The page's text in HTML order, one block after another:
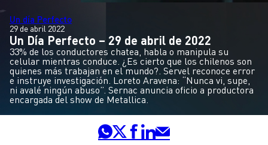
Un día Perfecto
29 de abril 2022
Un Día Perfecto – 29 de abril de 2022
33% de los conductores chatea, habla o manipula su
celular mientras conduce. ¿Es cierto que los chilenos son
quienes más trabajan en el mundo?. Servel reconoce error
e instruye investigación. Loreto Aravena: “Nunca vi, supe,
ni avalé ningún abuso”. Sernac anuncia oficio a productora
encargada del show de Metallica.